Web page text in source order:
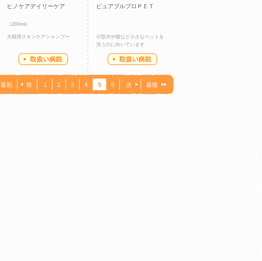
ヒノケアデイリーケア
（200ml）
犬猫用スキンケアシャンプー
ピュアブルプロＰＥＴ
小型犬や猫など小さなペットを
洗うのに向いています
最初 前 1 2 3 4 5 6 次 最後